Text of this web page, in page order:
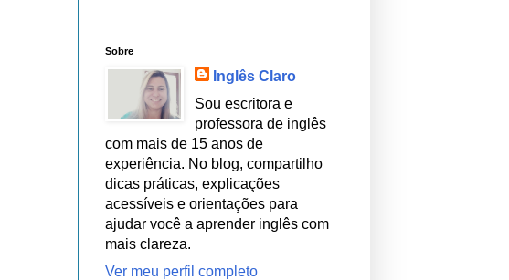
Sobre
Inglês Claro
Sou escritora e
professora de inglês
com mais de 15 anos de
experiência. No blog, compartilho
dicas práticas, explicações
acessíveis e orientações para
ajudar você a aprender inglês com
mais clareza.
Ver meu perfil completo